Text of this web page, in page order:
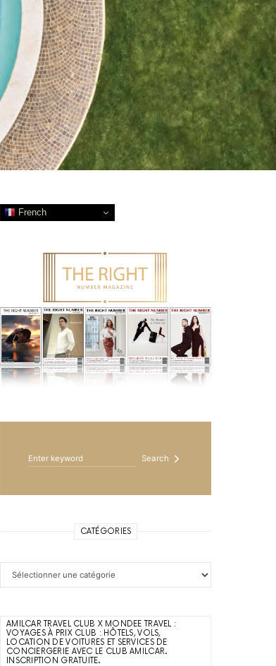
French
Search
CATÉGORIES
AMILCAR TRAVEL CLUB X MONDEE TRAVEL :
VOYAGES À PRIX CLUB : HÔTELS, VOLS,
LOCATION DE VOITURES ET SERVICES DE
CONCIERGERIE AVEC LE CLUB AMILCAR.
INSCRIPTION GRATUITE.